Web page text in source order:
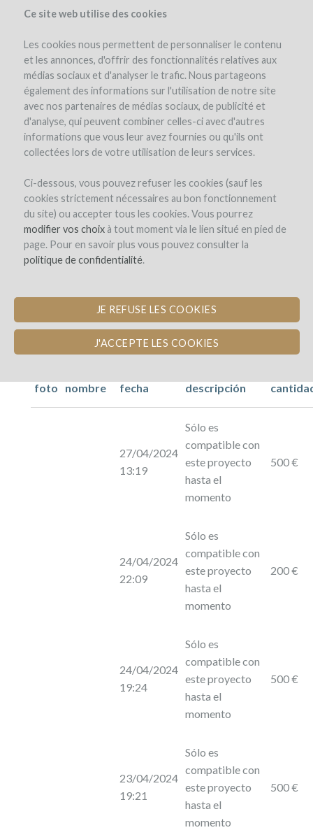
Ce site web utilise des cookies
Les cookies nous permettent de personnaliser le contenu
et les annonces, d'offrir des fonctionnalités relatives aux
médias sociaux et d'analyser le trafic. Nous partageons
également des informations sur l'utilisation de notre site
avec nos partenaires de médias sociaux, de publicité et
d'analyse, qui peuvent combiner celles-ci avec d'autres
informations que vous leur avez fournies ou qu'ils ont
collectées lors de votre utilisation de leurs services.
Ci-dessous, vous pouvez refuser les cookies (sauf les
cookies strictement nécessaires au bon fonctionnement
du site) ou accepter tous les cookies. Vous pourrez
modifier vos choixà tout moment via le lien situé en pied de
page. Pour en savoir plus vous pouvez consulter la
politique de confidentialité.
JE REFUSE LES COOKIES
J'ACCEPTE LES COOKIES
el proyecto los reembolsos en vino
Domaine des Coteaux Blancs
AMPLIACIÓN DE LA BODEGA DE
BARRICAS PARA MEJORAR EL
ENVEJECIMIENTO DEL VINO
foto nombre fecha descripción
27/04/2024
13:19
Sólo es
compatible con
este proyecto
hasta el
momento
500 €
24/04/2024
22:09
Sólo es
compatible con
este proyecto
hasta el
momento
200 €
24/04/2024
19:24
Sólo es
compatible con
este proyecto
hasta el
momento
500 €
23/04/2024
19:21
Sólo es
compatible con
este proyecto
hasta el
momento
500 €